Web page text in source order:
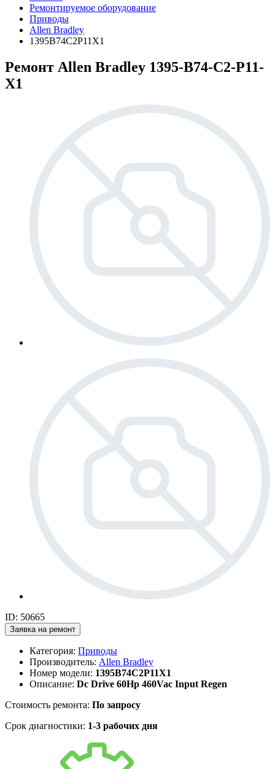
Ремонтируемое оборудование
Приводы
Allen Bradley
1395B74C2P11X1
Ремонт Allen Bradley 1395-B74-C2-P11-
X1
ID: 50665
Заявка на ремонт
Категория: Приводы
Производитель: Allen Bradley
Номер модели: 1395B74C2P11X1
Описание: Dc Drive 60Hp 460Vac Input Regen
Стоимость ремонта: По запросу
Срок диагностики: 1-3 рабочих дня